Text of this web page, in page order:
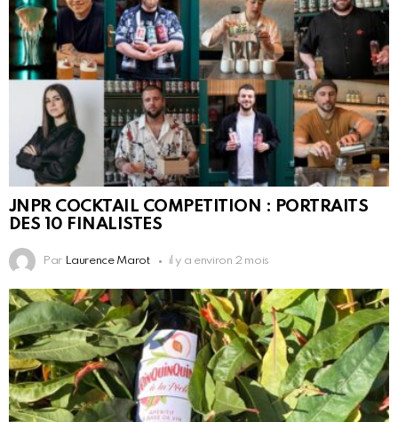
JNPR COCKTAIL COMPETITION : PORTRAITS
DES 10 FINALISTES
Par Laurence Marot il y a environ 2 mois